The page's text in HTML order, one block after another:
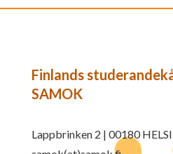
Finlands
SAMOK
Lappbrinken 2 | 00180